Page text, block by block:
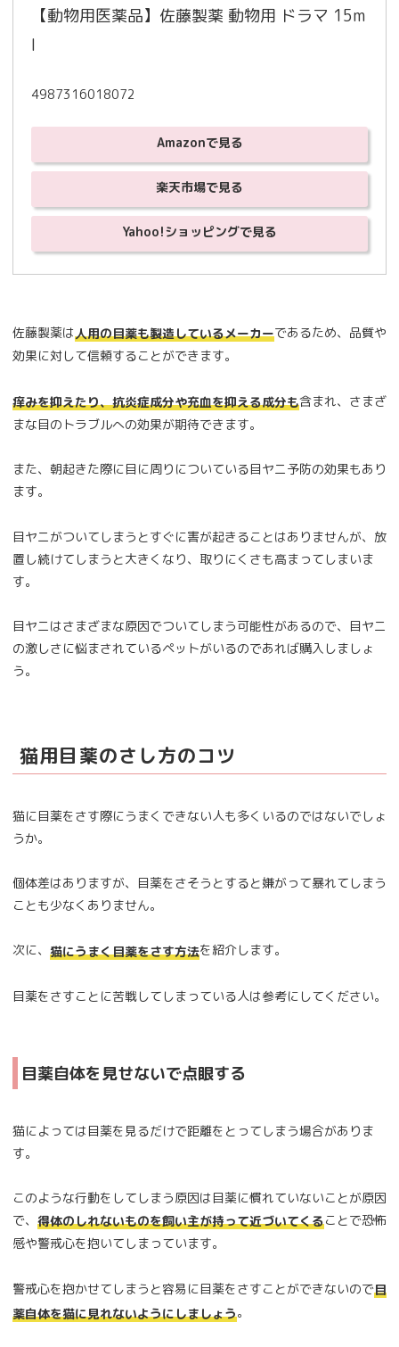
【動物用医薬品】佐藤製薬 動物用 ドラマ 15m
l
4987316018072
Amazonで見る
楽天市場で見る
Yahoo!ショッピングで見る
佐藤製薬は人用の目薬も製造しているメーカーであるため、品質や
効果に対して信頼することができます。
痒みを抑えたり、抗炎症成分や充血を抑える成分も含まれ、さまざ
まな目のトラブルへの効果が期待できます。
また、朝起きた際に目に周りについている目ヤニ予防の効果もあり
ます。
目ヤニがついてしまうとすぐに害が起きることはありませんが、放
置し続けてしまうと大きくなり、取りにくさも高まってしまいま
す。
目ヤニはさまざまな原因でついてしまう可能性があるので、目ヤニ
の激しさに悩まされているペットがいるのであれば購入しましょ
う。
猫用目薬のさし方のコツ
猫に目薬をさす際にうまくできない人も多くいるのではないでしょ
うか。
個体差はありますが、目薬をさそうとすると嫌がって暴れてしまう
ことも少なくありません。
次に、 猫にうまく目薬をさす方法を紹介します。
目薬をさすことに苦戦してしまっている人は参考にしてください。
目薬自体を見せないで点眼する
猫によっては目薬を見るだけで距離をとってしまう場合がありま
す。
このような行動をしてしまう原因は目薬に慣れていないことが原因
で、 得体のしれないものを飼い主が持って近づいてくることで恐怖
感や警戒心を抱いてしまっています。
警戒心を抱かせてしまうと容易に目薬をさすことができないので目
薬自体を猫に見れないようにしましょう。